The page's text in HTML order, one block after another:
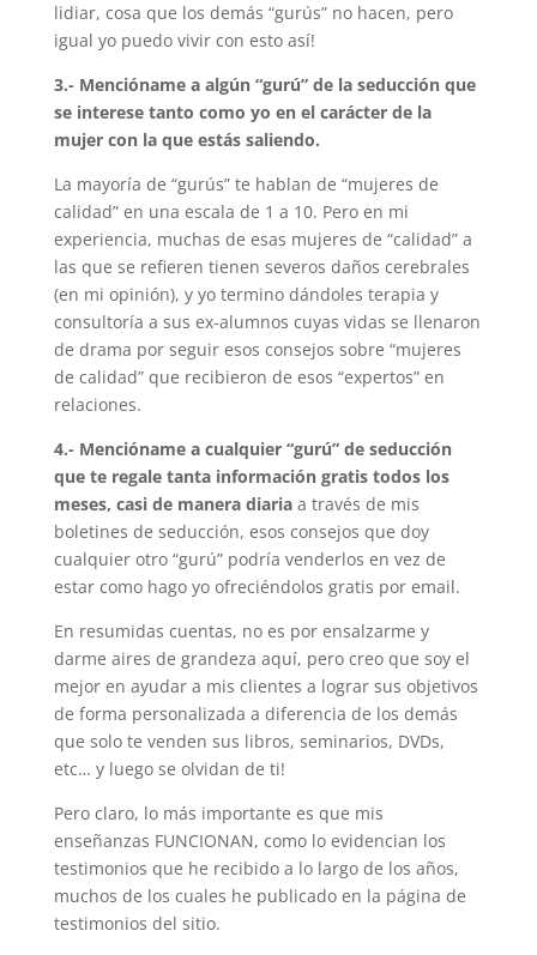
lidiar, cosa que los demás “gurús” no hacen, pero
igual yo puedo vivir con esto así!
3.- Mencióname a algún “gurú” de la seducción que
se interese tanto como yo en el carácter de la
mujer con la que estás saliendo.
La mayoría de “gurús” te hablan de “mujeres de
calidad” en una escala de 1 a 10. Pero en mi
experiencia, muchas de esas mujeres de “calidad” a
las que se refieren tienen severos daños cerebrales
(en mi opinión), y yo termino dándoles terapia y
consultoría a sus ex-alumnos cuyas vidas se llenaron
de drama por seguir esos consejos sobre “mujeres
de calidad” que recibieron de esos “expertos” en
relaciones.
4.- Mencióname a cualquier “gurú” de seducción
que te regale tanta información gratis todos los
meses, casi de manera diariaa través de mis
boletines de seducción, esos consejos que doy
cualquier otro “gurú” podría venderlos en vez de
estar como hago yo ofreciéndolos gratis por email.
En resumidas cuentas, no es por ensalzarme y
darme aires de grandeza aquí, pero creo que soy el
mejor en ayudar a mis clientes a lograr sus objetivos
de forma personalizada a diferencia de los demás
que solo te venden sus libros, seminarios, DVDs,
etc… y luego se olvidan de ti!
Pero claro, lo más importante es que mis
enseñanzas FUNCIONAN, como lo evidencian los
testimonios que he recibido a lo largo de los años,
muchos de los cuales he publicado en la página de
testimonios del sitio.